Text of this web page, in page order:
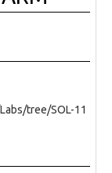
tree/SOL-11